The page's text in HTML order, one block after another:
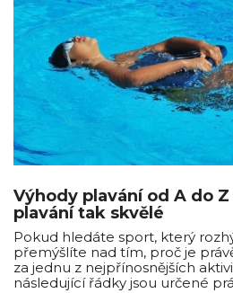
Výhody plavání od A do
plavání tak skvělé
Pokud hledáte sport, který
přemýšlíte nad tím, proč je
za jednu z nejpřínosnějších
následující řádky jsou určené